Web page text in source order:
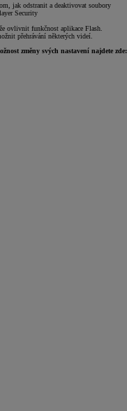
jak odstranit a deaktivovat soubory
Security
ovlivnit funkčnost aplikace Flash.
přehrávání některých videí.
změny svých nastavení najdete zde: